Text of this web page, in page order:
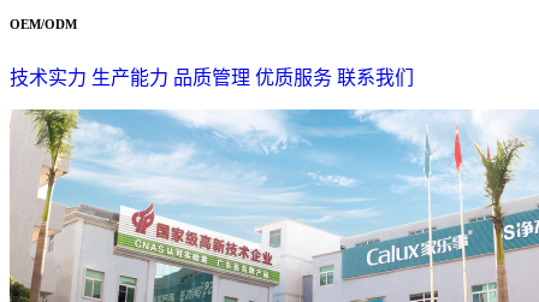
OEM/ODM
技术实力 生产能力 品质管理 优质服务 联系我们